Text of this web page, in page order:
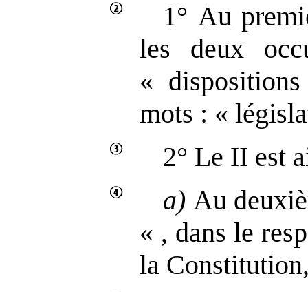
1° Au
les deux
«
mots : «
2° Le II est
a) Au
« , dans le
la